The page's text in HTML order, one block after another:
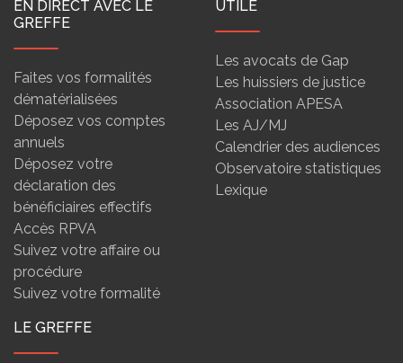
EN DIRECT AVEC LE
GREFFE
Faites vos formalités
dématérialisées
Déposez vos comptes
annuels
Déposez votre
déclaration des
bénéficiaires effectifs
Accès RPVA
Suivez votre affaire ou
procédure
Suivez votre formalité
UTILE
Les avocats de Gap
Les huissiers de justice
Association APESA
Les AJ/MJ
Calendrier des audiences
Observatoire statistiques
Lexique
LE GREFFE